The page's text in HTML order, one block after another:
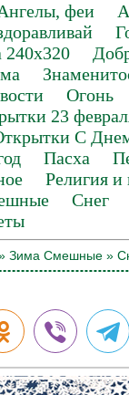
феи
240х320
Огонь
23
С
Пасха
Религия и
Снег
Зима Смешные »